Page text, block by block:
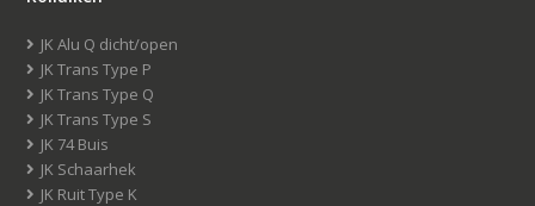
JK Alu Q dicht/open
JK Trans Type P
JK Trans Type Q
JK Trans Type S
JK 74 Buis
JK Schaarhek
JK Ruit Type K